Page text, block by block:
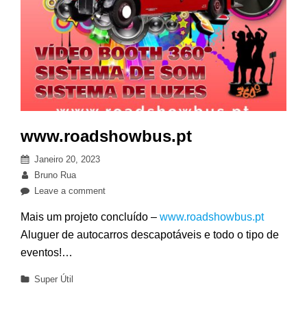
www.roadshowbus.pt
Posted
on
Janeiro 20, 2023
By
Bruno Rua
Leave a commenton
Mais um projeto concluído – www.roadshowbus.pt
Aluguer de autocarros descapotáveis e todo o tipo de
eventos!…
Categories
Super Útil